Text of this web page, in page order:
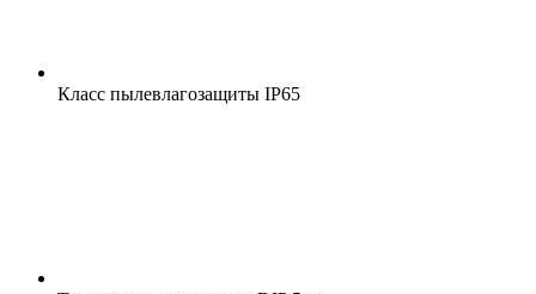
Класс пылевлагозащиты IP65